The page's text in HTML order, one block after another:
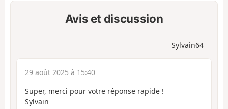
Avis et discussion
Sylvain64
29 août 2025 à 15:40
Super, merci pour votre réponse rapide !
Sylvain